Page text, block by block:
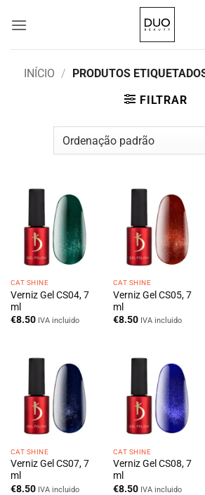
INÍCIO / PRODUTOS
FILTRAR
CAT SHINE
Verniz Gel CS04, 7
ml
€8.50 IVA incluido
CAT SHINE
Verniz Gel CS05, 7
ml
€8.50 IVA incluido
CAT SHINE
Verniz Gel CS07, 7
ml
€8.50 IVA incluido
CAT SHINE
Verniz Gel CS08, 7
ml
€8.50 IVA incluido